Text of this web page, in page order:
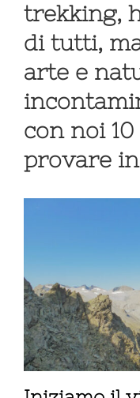
trekking,
di tutti,
arte e
con noi
provare